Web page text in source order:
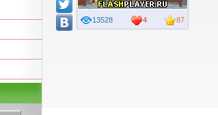
87
13528 4